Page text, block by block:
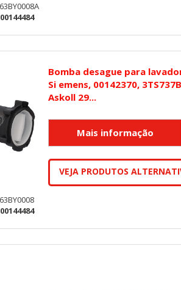
63BY0008A
00144484
Bomba desague para
Si emens, 00142370,
Askoll 29...
VEJA PRODUTOS
63BY0008
00144484